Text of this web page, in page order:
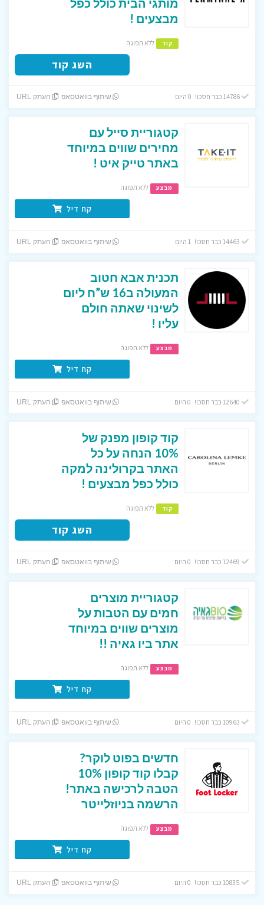
מותגי הבית כולל כפל
מבצעים !
קוד ללא תפוגה
השג קוד
14786 כבר חסכו! 0 היום שיתוף בוואטסאפ העתק URL
קטגוריית סייל עם
מחירים שווים במיוחד
באתר טייק איט !
מבצע ללא תפוגה
קח דיל
שיתוף בוואטסאפ העתק URL
תכנית אבא חטוב
המעולה ב16 ש”ח ליום
לשינוי שאתה חולם
עליו !
מבצע ללא תפוגה
קח דיל
שיתוף בוואטסאפ העתק URL
קוד קופון מפנק של
10% הנחה על כל
האתר בקרולינה למקה
כולל כפל מבצעים !
קוד ללא תפוגה
השג קוד
שיתוף בוואטסאפ העתק URL
קטגוריית מוצרים
חמים עם הטבות על
מוצרים שווים במיוחד
אתר ביו גאיה !!
מבצע ללא תפוגה
קח דיל
שיתוף בוואטסאפ העתק URL
חדשים בפוט לוקר?
קבלו קוד קופון 10%
הטבה לרכישה באתר!
הרשמה בניוזלייטר
מבצע ללא תפוגה
קח דיל
שיתוף בוואטסאפ העתק URL